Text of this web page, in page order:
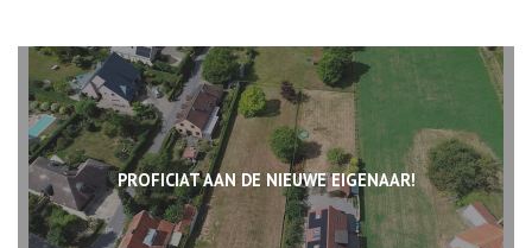
PROFICIAT AAN DE NIEUWE EIGENAAR!